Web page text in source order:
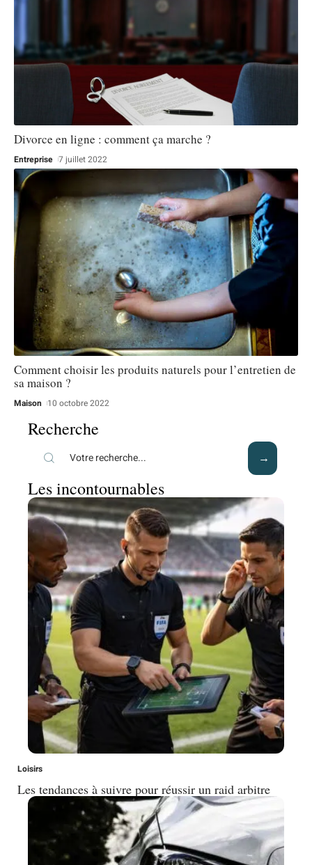
Divorce en ligne : comment ça marche ?
Entreprise 7 juillet 2022
Comment choisir les produits naturels pour l’entretien de
sa maison ?
Maison 10 octobre 2022
Recherche
Les incontournables
Loisirs
Les tendances à suivre pour réussir un raid arbitre